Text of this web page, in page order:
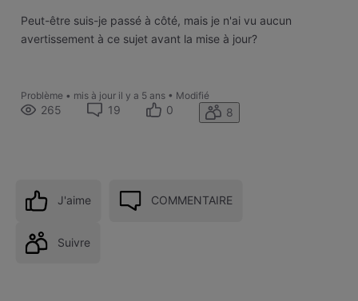
Peut-être suis-je passé à côté, mais je n'ai vu aucun
avertissement à ce sujet avant la mise à jour?
Problème • mis à jour il y a 5 ans• Modifié
265 19 0 8
J'aime COMMENTAIRE
Suivre